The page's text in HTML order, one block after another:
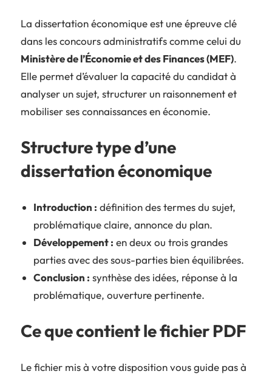
La dissertation économique est une épreuve clé
dans les concours administratifs comme celui du
Ministère de l’Économie et des Finances (MEF).
Elle permet d’évaluer la capacité du candidat à
analyser un sujet, structurer un raisonnement et
mobiliser ses connaissances en économie.
Structure type d’une
dissertation économique
Introduction : définition des termes du sujet,
problématique claire, annonce du plan.
Développement : en deux ou trois grandes
parties avec des sous-parties bien équilibrées.
Conclusion : synthèse des idées, réponse à la
problématique, ouverture pertinente.
Ce que contient le fichier PDF
Le fichier mis à votre disposition vous guide pas à